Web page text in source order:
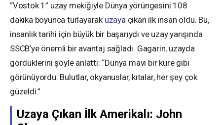
“Vostok 1” uzay mekiğiyle Dünya yörüngesini 108
dakika boyunca turlayarak uzaya çıkan ilk insan oldu. Bu,
insanlık tarihi için büyük bir başarıydı ve uzay yarışında
SSCB’ye önemli bir avantaj sağladı. Gagarin, uzayda
gördüklerini şöyle anlattı: “Dünya mavi bir küre gibi
görünüyordu. Bulutlar, okyanuslar, kıtalar, her şey çok
güzeldi.”
Uzaya Çıkan İlk Amerikalı: John